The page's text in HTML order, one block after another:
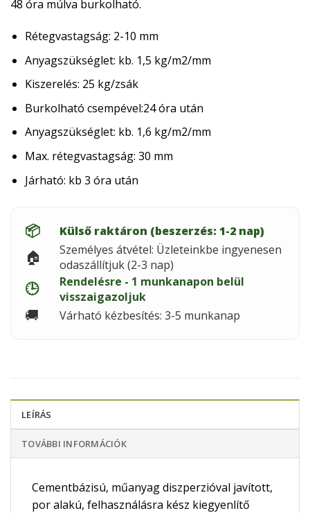
48 óra múlva burkolható.
Rétegvastagság: 2-10 mm
Anyagszükséglet: kb. 1,5 kg/m2/mm
Kiszerelés: 25 kg/zsák
Burkolható csempével:24 óra után
Anyagszükséglet: kb. 1,6 kg/m2/mm
Max. rétegvastagság: 30 mm
Járható: kb 3 óra után
📦 Külső raktáron (beszerzés: 1-2 nap)
🏠
Személyes átvétel: Üzleteinkbe ingyenesen
odaszállítjuk (2-3 nap)
🕒
Rendelésre - 1 munkanapon belül
visszaigazoljuk
🚚 Várható kézbesítés: 3-5 munkanap
LEÍRÁS
TOVÁBBI INFORMÁCIÓK
Cementbázisú, műanyag diszperzióval javított,
por alakú, felhasználásra kész kiegyenlítő